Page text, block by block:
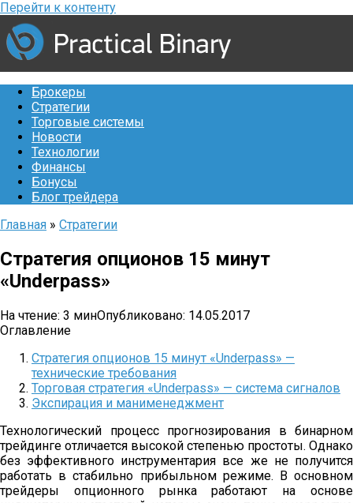
Перейти к контенту
Брокеры
Стратегии
Торговые системы
Новости
Технологии
Финансы
Бонусы
Блог трейдера
Главная » Стратегии
Стратегия опционов 15 минут
«Underpass»
На чтение: 3 минОпубликовано: 14.05.2017
Оглавление
Стратегия опционов 15 минут «Underpass» —
технические требования
Торговая стратегия «Underpass» — система сигналов
Экспирация и манименеджмент
Технологический процесс прогнозирования в бинарном
трейдинге отличается высокой степенью простоты. Однако
без эффективного инструментария все же не получится
работать в стабильно прибыльном режиме. В основном
трейдеры опционного рынка работают на основе